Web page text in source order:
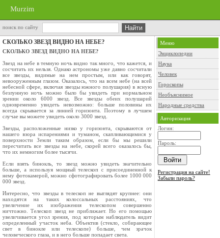
Murzim
поиск по сайту
СКОЛЬКО ЗВЕЗД ВИДНО НА НЕБЕ?
СКОЛЬКО ЗВЕЗД ВИДНО НА НЕБЕ?
Звезд на небе в темную ночь видно так много, что кажется, и
сосчитать их нельзя. Однако астрономы уже давно сосчитали
все звезды, видимые на нем простым, или как говорят,
невооруженным глазом. Оказалось, что на всем небе (на всей
небесной сфере, включая звезды южного полушария) в ясную
безлунную ночь можно было бы увидеть при нормальном
зрении около 6000 звезд. Все звезды обеих полушарий
одновременно увидеть невозможно: больше половины их
всегда скрывается за линией горизонта. Поэтому в лучшем
случае вы можете увидеть около 3000 звезд.
Звезды, расположенные низко у горизонта, скрываются от
нашего взора испарениями и туманом, скапливающимися у
поверхности Земли таким образом, если бы мы решили
пересчитать все звезды на небе, скорей всего оказалось бы,
что их немногим более тысячи.
Если взять бинокль, то звезд можно увидеть значительно
больше, а используя мощный телескоп с присоединенной к
нему фотокамерой, можно сфотографировать более 1000 000
000 звезд.
Интересно, что звезды в телескоп не выглядят крупнее: они
находятся на таких колоссальных расстояниях, что
увеличение их изображения телескопом совершенно
ничтожно. Телескоп звезд не приближает. Но его помощью
увеличивается угол зрения, под которым наблюдатель видит
определенный участок неба. Объектив (стекло, собирающее
свет в бинокле или телескопе) больше, чем зрачок
человеческого глаза, и в него больше попадает света.
Меню
Энциклопедии
Наука
Человек
Гороскопы
Необъяснимое
Народные средства
Авторизация
Логин:
Пароль:
Регистрация на сайте!
Забыли пароль?